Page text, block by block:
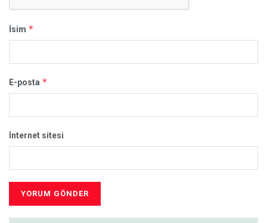
İsim *
E-posta *
İnternet sitesi